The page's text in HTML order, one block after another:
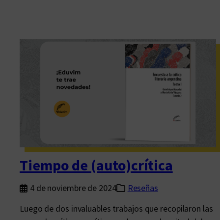
Tiempo de (auto)crítica
4 de noviembre de 2024
Reseñas
Luego de dos invaluables trabajos que recopilaron las